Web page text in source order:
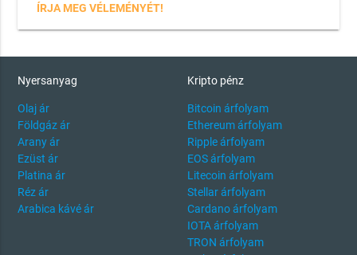
ÍRJA MEG VÉLEMÉNYÉT!
Nyersanyag
Olaj ár
Földgáz ár
Arany ár
Ezüst ár
Platina ár
Réz ár
Arabica kávé ár
Kripto pénz
Bitcoin árfolyam
Ethereum árfolyam
Ripple árfolyam
EOS árfolyam
Litecoin árfolyam
Stellar árfolyam
Cardano árfolyam
IOTA árfolyam
TRON árfolyam